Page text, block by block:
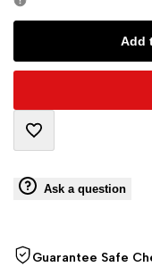
value
"Decrease
{{
"product"
{{
Add
Add
to Ask a question
Guarantee Safe